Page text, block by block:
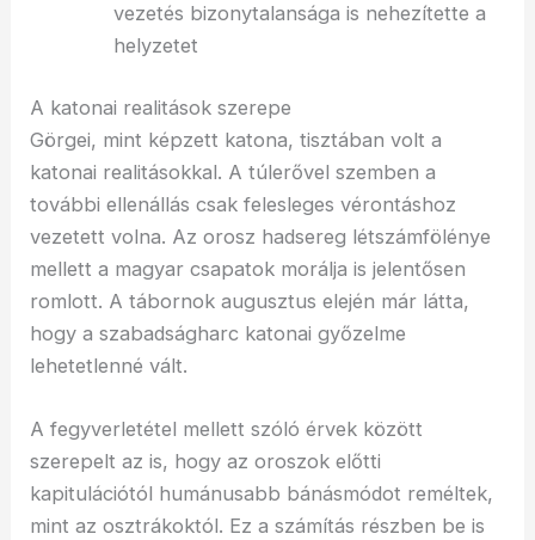
vezetés bizonytalansága is nehezítette a
helyzetet
A katonai realitások szerepe
Görgei, mint képzett katona, tisztában volt a
katonai realitásokkal. A túlerővel szemben a
további ellenállás csak felesleges vérontáshoz
vezetett volna. Az orosz hadsereg létszámfölénye
mellett a magyar csapatok morálja is jelentősen
romlott. A tábornok augusztus elején már látta,
hogy a szabadságharc katonai győzelme
lehetetlenné vált.
A fegyverletétel mellett szóló érvek között
szerepelt az is, hogy az oroszok előtti
kapitulációtól humánusabb bánásmódot reméltek,
mint az osztrákoktól. Ez a számítás részben be is